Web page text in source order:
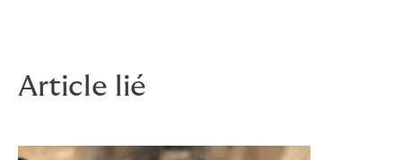
Article lié